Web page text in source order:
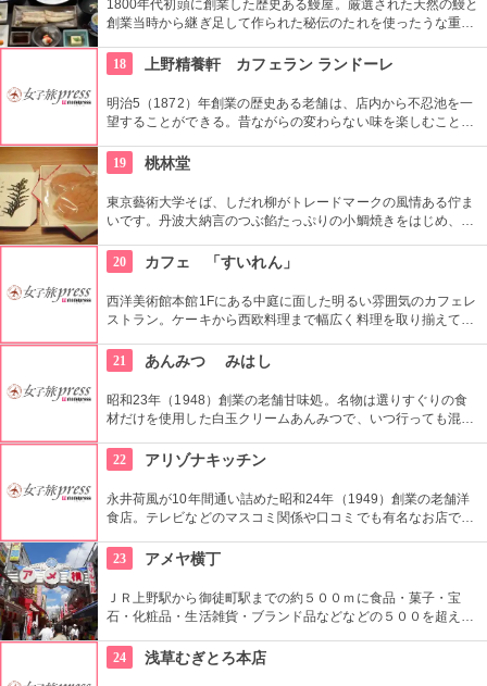
1800年代初頭に創業した歴史ある鰻屋。厳選された天然の鰻と
創業当時から継ぎ足して作られた秘伝のたれを使ったうな重は
18
上野精養軒 カフェラン ランドーレ
明治5（1872）年創業の歴史ある老舗は、店内から不忍池を一
望することができる。昔ながらの変わらない味を楽しむことが
ている。
19 桃林堂
東京藝術大学そば、しだれ柳がトレードマークの風情ある佇ま
いです。丹波大納言のつぶ餡たっぷりの小鯛焼きをはじめ、水
ます。お抹茶をいただきながら店内でも。
20 カフェ 「すいれん」
西洋美術館本館1Fにある中庭に面した明るい雰囲気のカフェレ
ストラン。ケーキから西欧料理まで幅広く料理を取り揃えてい
ご用意！
21 あんみつ みはし
昭和23年（1948）創業の老舗甘味処。名物は選りすぐりの食
材だけを使用した白玉クリームあんみつで、いつ行っても混ん
22
アリゾナキッチン
永井荷風が10年間通い詰めた昭和24年（1949）創業の老舗洋
食店。テレビなどのマスコミ関係や口コミでも有名なお店で、
ー。
23 アメヤ横丁
ＪＲ上野駅から御徒町駅までの約５００ｍに食品・菓子・宝
石・化粧品・生活雑貨・ブランド品などなどの５００を超える
叩き売りがある。
24 浅草むぎとろ本店